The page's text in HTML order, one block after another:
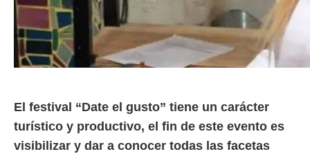
El festival “Date el gusto” tiene un carácter
turístico y productivo, el fin de este evento es
visibilizar y dar a conocer todas las facetas